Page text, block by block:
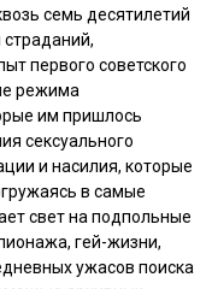
семь десятилетий
страданий,
первого советского
режима
им пришлось
сексуального
и насилия, которые
в самые
свет на подпольные
гей-жизни,
ужасов поиска